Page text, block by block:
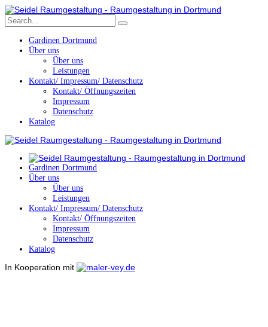
Gardinen Dortmund
Über uns
Über uns
Leistungen
Kontakt/ Impressum/ Datenschutz
Kontakt/ Öffnungszeiten
Impressum
Datenschutz
Katalog
Gardinen Dortmund
Über uns
Über uns
Leistungen
Kontakt/ Impressum/ Datenschutz
Kontakt/ Öffnungszeiten
Impressum
Datenschutz
Katalog
In Kooperation mit